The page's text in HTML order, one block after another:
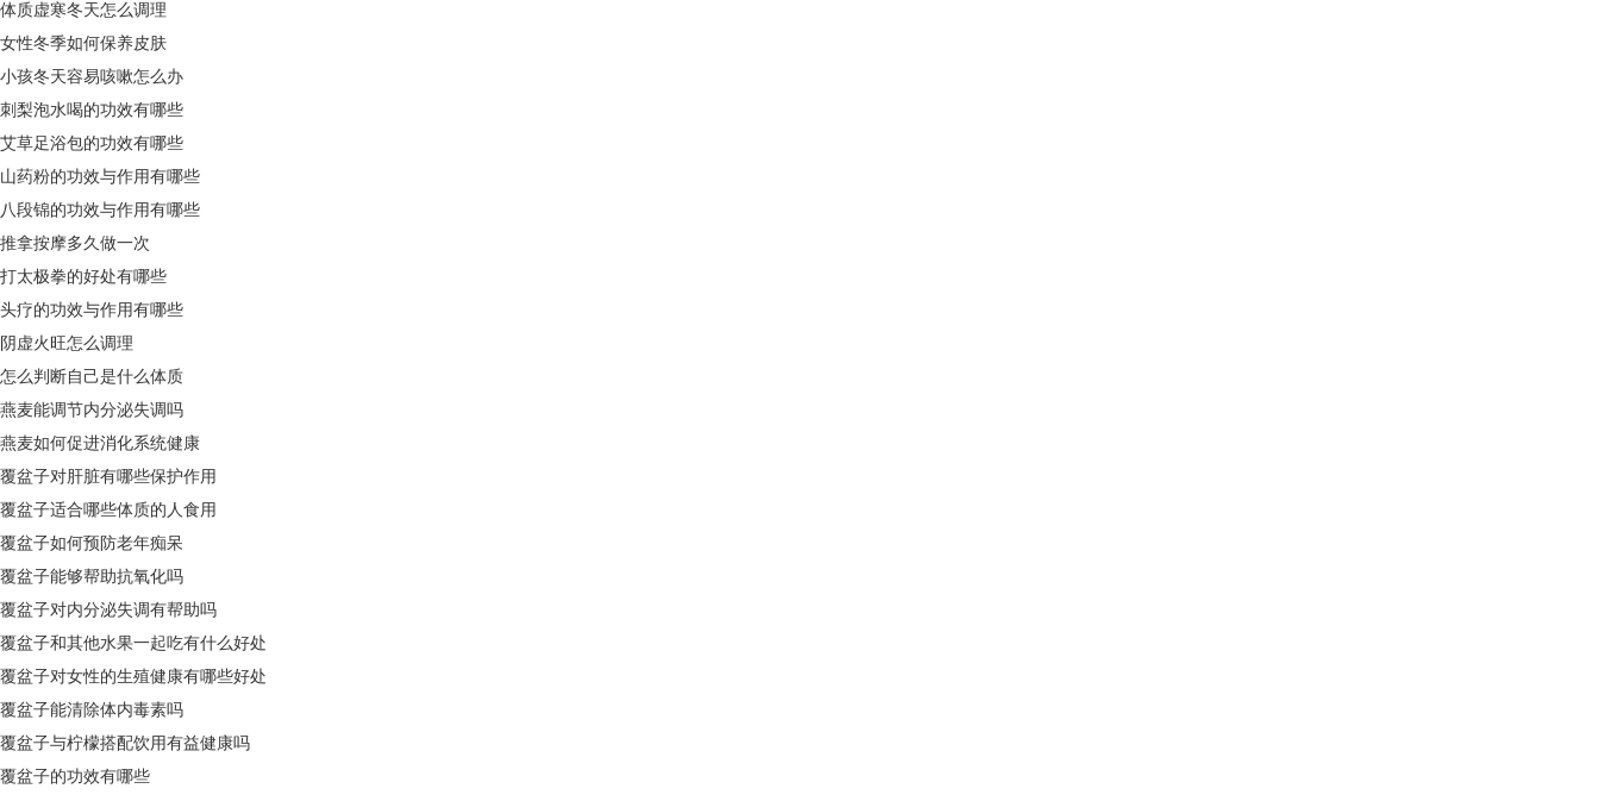
体质虚寒冬天怎么调理
女性冬季如何保养皮肤
小孩冬天容易咳嗽怎么办
刺梨泡水喝的功效有哪些
艾草足浴包的功效有哪些
山药粉的功效与作用有哪些
八段锦的功效与作用有哪些
推拿按摩多久做一次
打太极拳的好处有哪些
头疗的功效与作用有哪些
阴虚火旺怎么调理
怎么判断自己是什么体质
燕麦能调节内分泌失调吗
燕麦如何促进消化系统健康
覆盆子对肝脏有哪些保护作用
覆盆子适合哪些体质的人食用
覆盆子如何预防老年痴呆
覆盆子能够帮助抗氧化吗
覆盆子对内分泌失调有帮助吗
覆盆子和其他水果一起吃有什么好处
覆盆子对女性的生殖健康有哪些好处
覆盆子能清除体内毒素吗
覆盆子与柠檬搭配饮用有益健康吗
覆盆子的功效有哪些